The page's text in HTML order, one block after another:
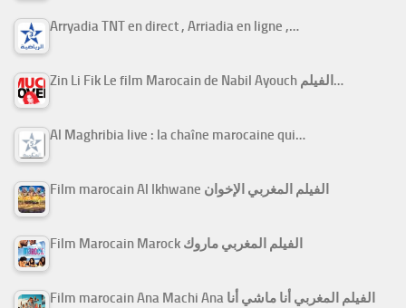
Arryadia TNT en direct , Arriadia en ligne ,…
Zin Li Fik Le film Marocain de Nabil Ayouch الفيلم…
Al Maghribia live : la chaîne marocaine qui…
Film marocain Al Ikhwane الفيلم المغربي الإخوان
Film Marocain Marock الفيلم المغربي ماروك
Film marocain Ana Machi Ana الفيلم المغربي أنا ماشي أنا